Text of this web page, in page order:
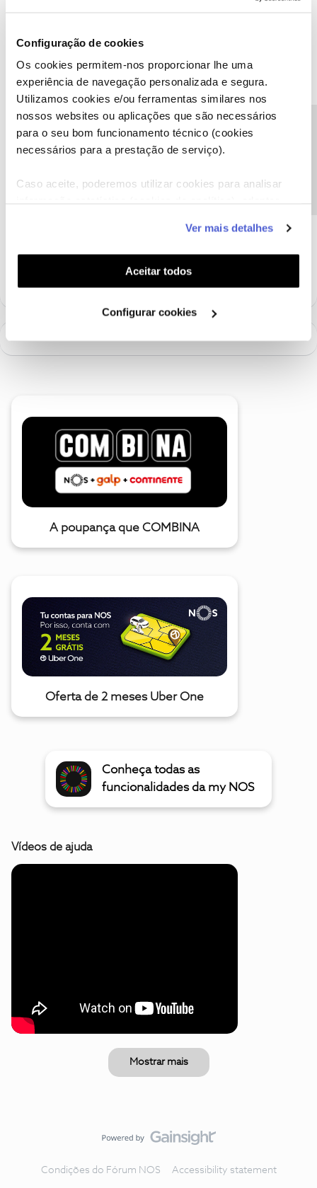
Configuração de cookies
Os cookies permitem-nos proporcionar lhe uma
experiência de navegação personalizada e segura.
Utilizamos cookies e/ou ferramentas similares nos
nossos websites ou aplicações que são necessários
para o seu bom funcionamento técnico (cookies
necessários para a prestação de serviço).
Caso aceite, poderemos utilizar cookies para analisar
funcionalidades (cookies de personalização e
funcionalidade) e adaptar anúncios aos seus interesses
(cookies de publicidade personalizada). Pode gerir a
utilização dos cookies clicando em "Configurar
Ver mais detalhes
Aceitar todos
Configurar cookies
Ajude a comunidade a encontrar informação relevante. Marque
como "Melhor Resposta" e faça "Like" nos melhores comentários.
Pintarolas Forum|Forum|6 years ago
resolveu o problema. Obrigada pela ajuda
A poupança que COMBINA
Oferta de 2 meses Uber One
Conheça todas as
funcionalidades da my NOS
Vídeos de ajuda
Mostrar mais
Condições do Fórum NOS Accessibility statement